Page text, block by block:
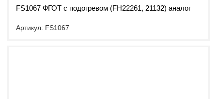
FS1067 ФГОТ с подогревом (FH22261, 21132) аналог
Артикул: FS1067